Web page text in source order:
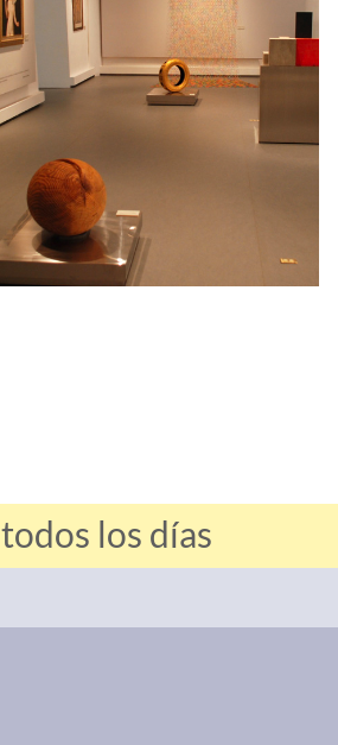
los días